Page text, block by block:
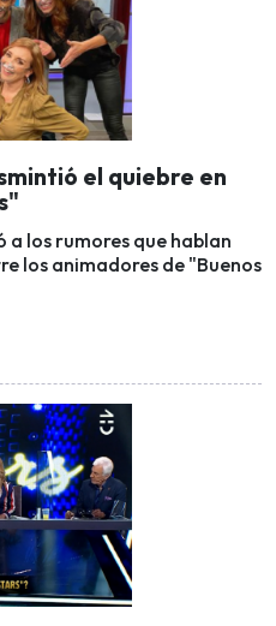
el quiebre en
a los rumores que hablan
los animadores de "Buenos